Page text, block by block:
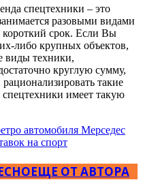
спецтехники – это
разовыми видами
короткий срок. Если Вы
либо крупных объектов,
виды техники,
круглую сумму,
такие
имеет такую
автомобиля Мерседес
на спорт
ЕЩЕ ОТ АВТОРА